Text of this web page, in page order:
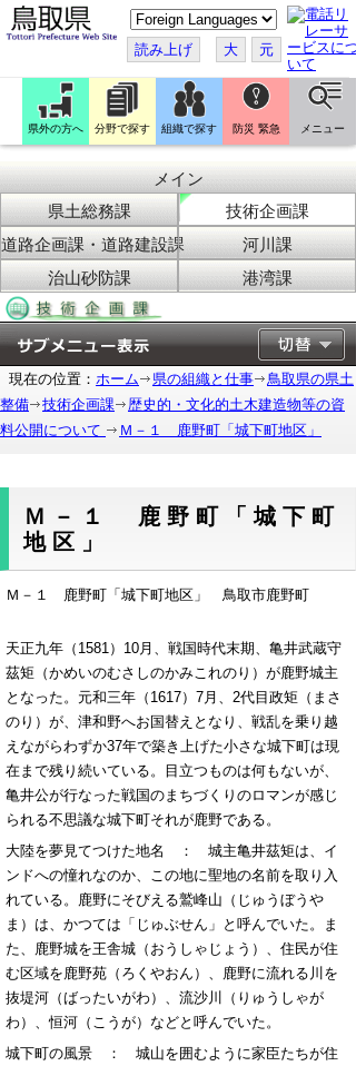
こ
の
ペ
ー
ジ
翻
訳
す
読み上げ 大 元
県外の方へ 分野で探す 組織で探す 防災 緊急 メニュー
メイン
県土総務課
技術企画課
道路企画課・道路建設課
河川課
治山砂防課
港湾課
現在の位置： ホーム 県の組織と仕事
鳥取県の県土
整備
技術企画課
歴史的・文化的土木建造物等の資
料公開について
Ｍ－１ 鹿野町「城下町地区」
Ｍ－１ 鹿野町「城下町
地区」
Ｍ－１ 鹿野町「城下町地区」 鳥取市鹿野町
天正九年（1581）10月、戦国時代末期、亀井武蔵守
茲矩（かめいのむさしのかみこれのり）が鹿野城主
となった。元和三年（1617）7月、2代目政矩（まさ
のり）が、津和野へお国替えとなり、戦乱を乗り越
えながらわずか37年で築き上げた小さな城下町は現
在まで残り続いている。目立つものは何もないが、
亀井公が行なった戦国のまちづくりのロマンが感じ
られる不思議な城下町それが鹿野である。
大陸を夢見てつけた地名 ： 城主亀井茲矩は、イ
ンドへの憧れなのか、この地に聖地の名前を取り入
れている。鹿野にそびえる鷲峰山（じゅうぼうや
ま）は、かつては「じゅぶせん」と呼んでいた。ま
た、鹿野城を王舎城（おうしゃじょう）、住民が住
む区域を鹿野苑（ろくやおん）、鹿野に流れる川を
抜堤河（ばったいがわ）、流沙川（りゅうしゃが
わ）、恒河（こうが）などと呼んでいた。
城下町の風景 ： 城山を囲むように家臣たちが住